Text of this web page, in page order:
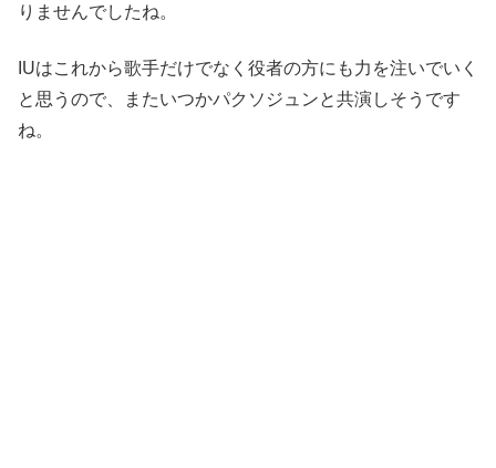
りませんでしたね。
IUはこれから歌手だけでなく役者の方にも力を注いでいく
と思うので、またいつかパクソジュンと共演しそうです
ね。